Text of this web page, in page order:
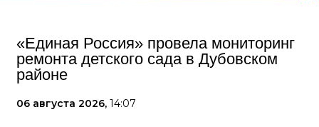
«Единая Россия» провела мониторинг
ремонта детского сада в Дубовском
районе
06 августа 2026, 14:07